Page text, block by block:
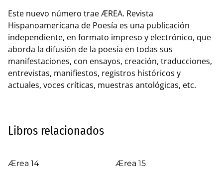
Este nuevo número trae ÆREA. Revista
Hispanoamericana de Poesía es una publicación
independiente, en formato impreso y electrónico, que
aborda la difusión de la poesía en todas sus
manifestaciones, con ensayos, creación, traducciones,
entrevistas, manifiestos, registros históricos y
actuales, voces críticas, muestras antológicas, etc.
Libros relacionados
Ærea 14
Ærea 15